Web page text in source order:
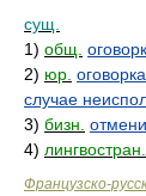
сущ.
1) общ.
2) юр.
случае
3) бизн.
4) лингвостран.
Французско-